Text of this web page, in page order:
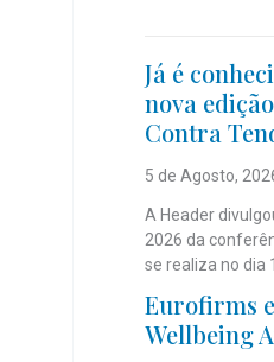
Já é
nova
Contra
5 de Agosto,
A Header
2026 da
se realiza no dia
Eurofirms
Wellbeing